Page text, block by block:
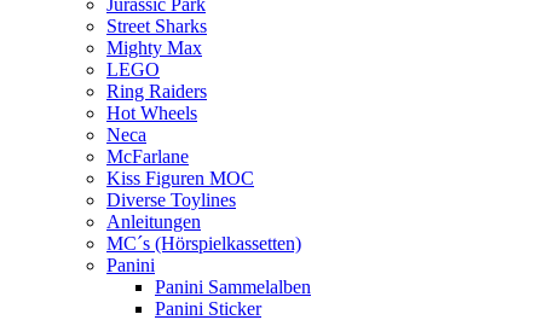
Street Sharks
Mighty Max
LEGO
Ring Raiders
Hot Wheels
Neca
McFarlane
Kiss Figuren MOC
Diverse Toylines
Anleitungen
MC´s (Hörspielkassetten)
Panini
Panini Sammelalben
Panini Sticker